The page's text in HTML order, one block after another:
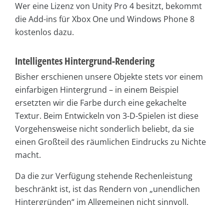
Wer eine Lizenz von Unity Pro 4 besitzt, bekommt
die Add-ins für Xbox One und Windows Phone 8
kostenlos dazu.
Intelligentes Hintergrund-Rendering
Bisher erschienen unsere Objekte stets vor einem
einfarbigen Hintergrund – in einem Beispiel
ersetzten wir die Farbe durch eine gekachelte
Textur. Beim Entwickeln von 3-D-Spielen ist diese
Vorgehensweise nicht sonderlich beliebt, da sie
einen Großteil des räumlichen Eindrucks zu Nichte
macht.
Da die zur Verfügung stehende Rechenleistung
beschränkt ist, ist das Rendern von „unendlichen
Hintergründen“ im Allgemeinen nicht sinnvoll.